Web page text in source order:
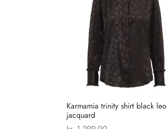
Karmamia trinity shirt black leo
jacquard